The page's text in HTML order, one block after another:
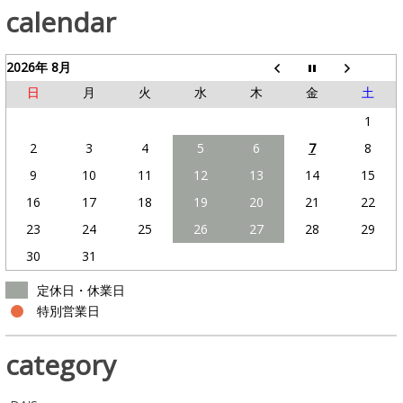
calendar
2026年 8月
日
月 火 水 木 金
土
1
2
3 4 5 6 7
8
9
10 11 12 13 14
15
16
17 18 19 20 21
22
23
24 25 26 27 28
29
30
31
定休日・休業日
特別営業日
category